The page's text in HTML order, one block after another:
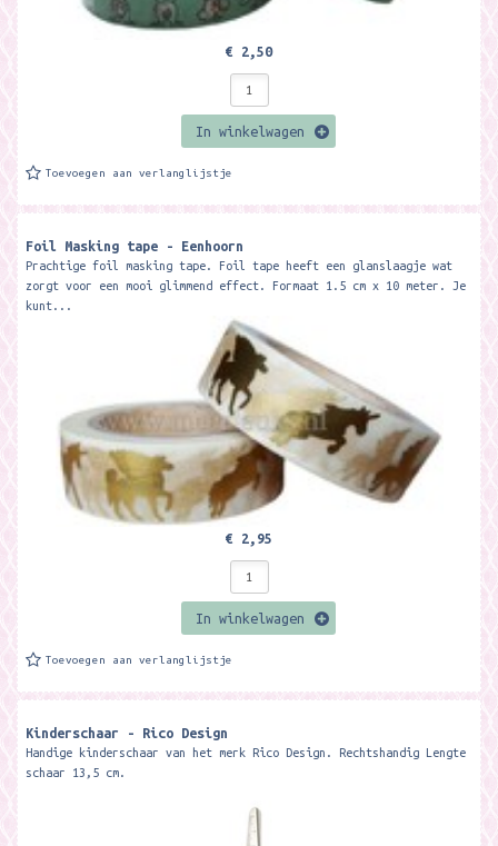
€ 2,50
In winkelwagen
Toevoegen aan verlanglijstje
Foil Masking tape - Eenhoorn
Prachtige foil masking tape. Foil tape heeft een glanslaagje wat
zorgt voor een mooi glimmend effect. Formaat 1.5 cm x 10 meter. Je
kunt...
€ 2,95
In winkelwagen
Toevoegen aan verlanglijstje
Kinderschaar - Rico Design
Handige kinderschaar van het merk Rico Design. Rechtshandig Lengte
schaar 13,5 cm.